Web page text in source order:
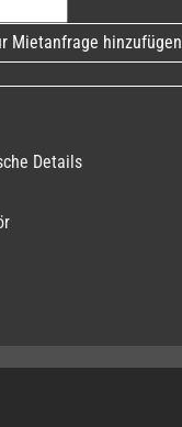
Mietanfrage hinzufügen
Details